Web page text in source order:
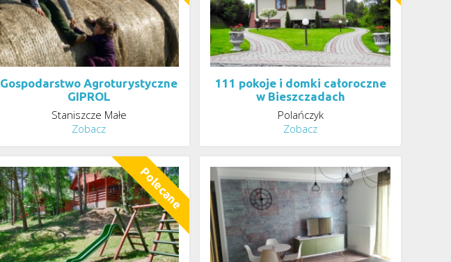
Gospodarstwo Agroturystyczne
GIPROL
Staniszcze Małe
Zobacz
111 pokoje i domki całoroczne
w Bieszczadach
Polańczyk
Zobacz